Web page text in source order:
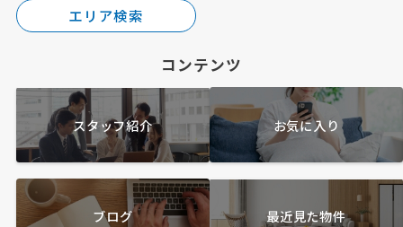
エリア検索
コンテンツ
スタッフ紹介 お気に入り
ブログ 最近見た物件